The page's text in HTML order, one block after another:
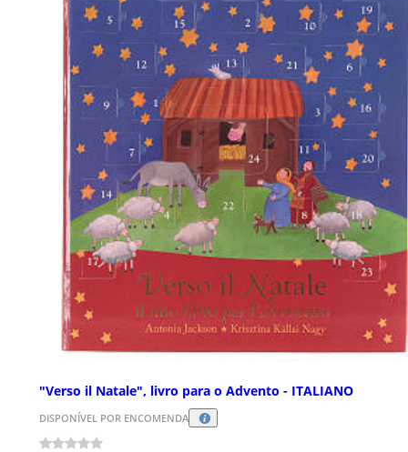
"Verso il Natale", livro para o Advento - ITALIANO
DISPONÍVEL POR ENCOMENDA